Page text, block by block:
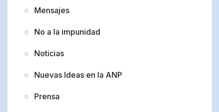
Mensajes
No a la impunidad
Noticias
Nuevas Ideas en la ANP
Prensa